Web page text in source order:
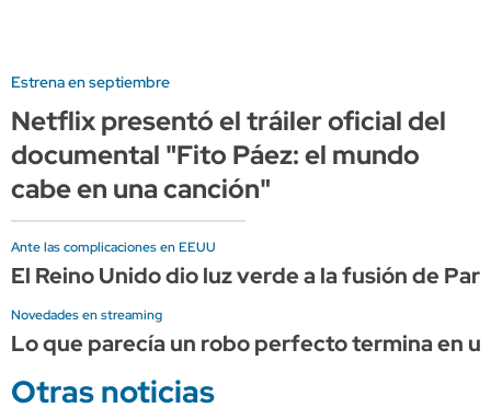
Estrena en septiembre
Netflix presentó el tráiler oficial del
documental "Fito Páez: el mundo
cabe en una canción"
Ante las complicaciones en EEUU
El Reino Unido dio luz verde a la fusión de
Novedades en streaming
Lo que parecía un robo perfecto termina en
Otras noticias